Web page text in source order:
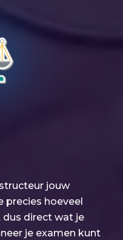
jouw
precies hoeveel
dus direct wat je
je examen kunt